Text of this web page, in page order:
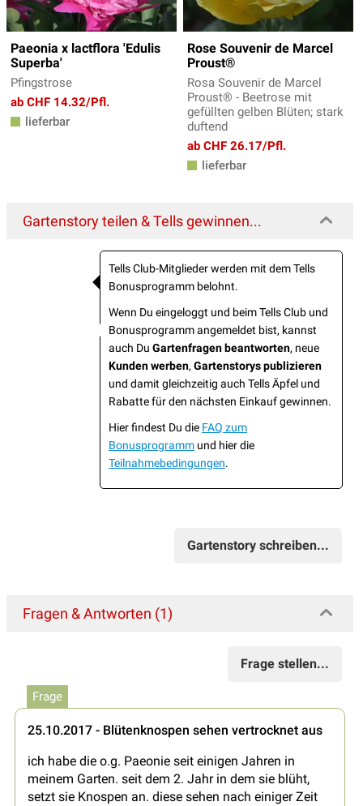
Paeonia x lactflora 'Edulis
Superba'
Pfingstrose
ab CHF 14.32/Pfl.
lieferbar
Rose Souvenir de Marcel
Proust®
Rosa Souvenir de Marcel
Proust® - Beetrose mit
gefüllten gelben Blüten; stark
duftend
ab CHF 26.17/Pfl.
lieferbar
Gartenstory teilen & Tells gewinnen...
Tells Club-Mitglieder werden mit dem Tells
Bonusprogramm belohnt.
Wenn Du eingeloggt und beim Tells Club und
Bonusprogramm angemeldet bist, kannst
auch Du Gartenfragen beantworten, neue
Kunden werben, Gartenstorys publizieren
und damit gleichzeitig auch Tells Äpfel und
Rabatte für den nächsten Einkauf gewinnen.
Hier findest Du die FAQ zum
Bonusprogramm und hier die
Teilnahmebedingungen.
Gartenstory schreiben...
Fragen & Antworten (1)
Frage stellen...
Frage
25.10.2017 - Blütenknospen sehen vertrocknet aus
ich habe die o.g. Paeonie seit einigen Jahren in
meinem Garten. seit dem 2. Jahr in dem sie blüht,
setzt sie Knospen an. diese sehen nach einiger Zeit